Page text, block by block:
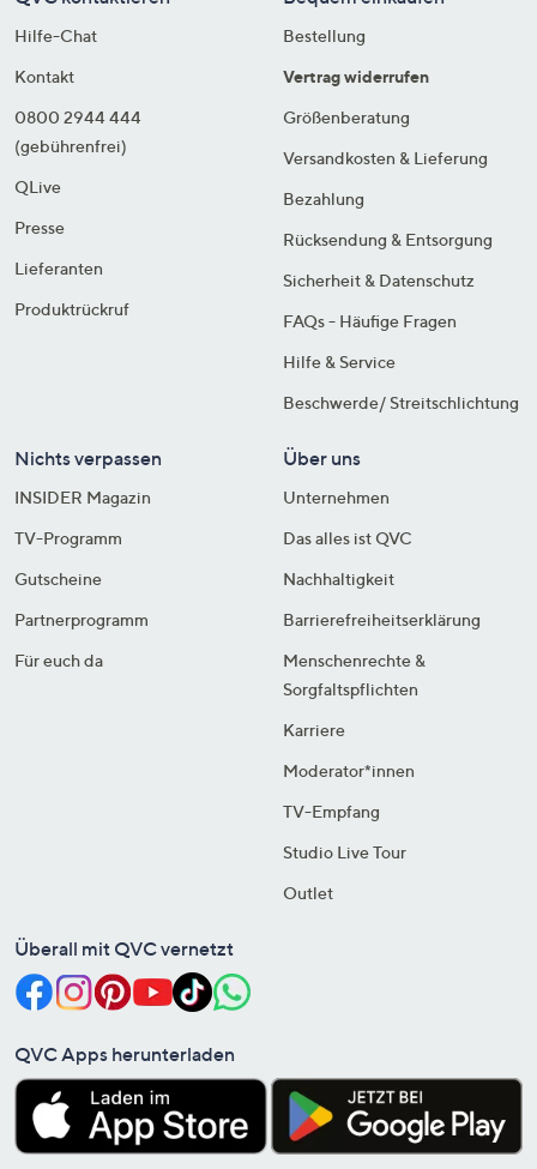
Hilfe-Chat
Kontakt
0800 2944 444
(gebührenfrei)
QLive
Presse
Lieferanten
Produktrückruf
Bestellung
Vertrag widerrufen
Größenberatung
Versandkosten & Lieferung
Bezahlung
Rücksendung & Entsorgung
Sicherheit & Datenschutz
FAQs - Häufige Fragen
Hilfe & Service
Beschwerde/ Streitschlichtung
Nichts verpassen
INSIDER Magazin
TV-Programm
Gutscheine
Partnerprogramm
Für euch da
Über uns
Unternehmen
Das alles ist QVC
Nachhaltigkeit
Barrierefreiheitserklärung
Menschenrechte &
Sorgfaltspflichten
Karriere
Moderator*innen
TV-Empfang
Studio Live Tour
Outlet
Überall mit QVC vernetzt
QVC Apps herunterladen